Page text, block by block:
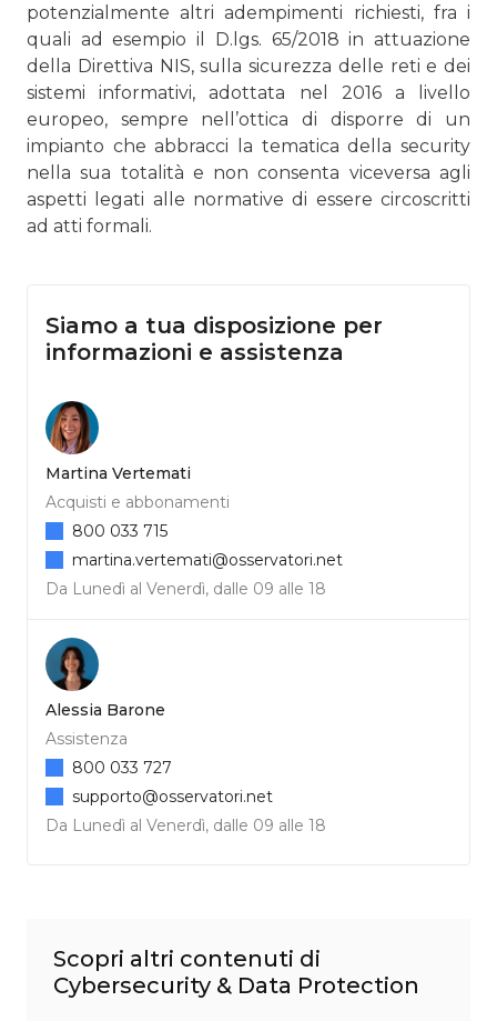
potenzialmente al­tri adempimenti richiesti, fra i
quali ad esempio il D.lgs. 65/2018 in attuazione
della Direttiva NIS, sulla sicurezza delle reti e dei
sistemi informativi, adottata nel 2016 a livello
europeo, sempre nell’ottica di disporre di un
impianto che abbracci la tematica della security
nella sua totalità e non consenta viceversa agli
aspetti legati alle normative di essere circoscritti
ad atti formali.
Siamo a tua disposizione per
informazioni e assistenza
Martina Vertemati
Acquisti e abbonamenti
Da Lunedì al Venerdì, dalle 09 alle 18
800 033 715
martina.vertemati@osservatori.net
Alessia Barone
Assistenza
Da Lunedì al Venerdì, dalle 09 alle 18
800 033 727
supporto@osservatori.net
Scopri altri contenuti di
Cybersecurity & Data Protection